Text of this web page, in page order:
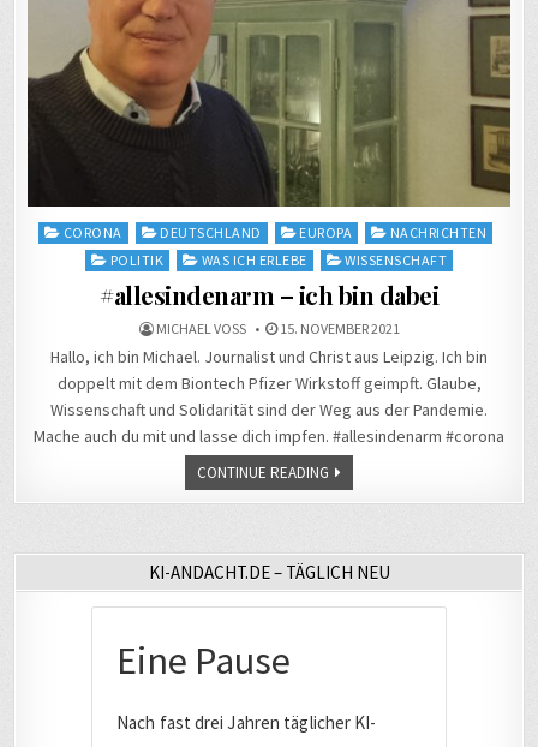
PostedCORONA DEUTSCHLAND EUROPA
NACHRICHTEN
POLITIK
WAS ICH ERLEBE WISSENSCHAFT
#allesindenarm – ich bin dabei
MICHAEL VOSS 15. NOVEMBER 2021
Hallo, ich bin Michael. Journalist und Christ aus Leipzig. Ich bin
doppelt mit dem Biontech Pfizer Wirkstoff geimpft. Glaube,
Wissenschaft und Solidarität sind der Weg aus der Pandemie.
Mache auch du mit und lasse dich impfen. #allesindenarm #corona
CONTINUE READING
KI-ANDACHT.DE – TÄGLICH NEU